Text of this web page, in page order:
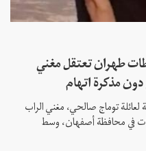
طهران تعتقل مغني
مذكرة اتهام
توماج صالحي، مغني الراب
في محافظة أصفهان، وسط